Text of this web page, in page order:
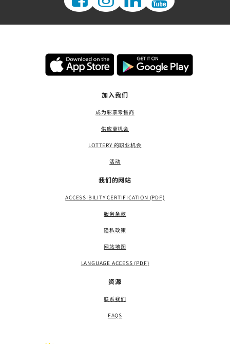
加入我们
成为彩票零售商
供应商机会
LOTTERY 的职业机会
活动
我们的网站
ACCESSIBILITY CERTIFICATION (PDF)
服务条款
隐私政策
网站地图
LANGUAGE ACCESS (PDF)
资源
联系我们
FAQS